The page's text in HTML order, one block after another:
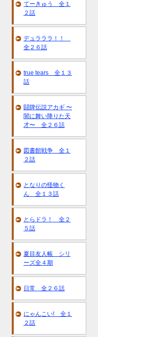
てーきゅう 全１
２話
デュラララ！！
全２６話
true tears 全１３
話
闘牌伝説アカギ 〜
闇に舞い降りた天
才〜 全２６話
図書館戦争 全１
２話
となりの怪物く
ん 全１３話
とらドラ！ 全２
５話
夏目友人帳 シリ
ーズ全４期
日常 全２６話
にゃんこい! 全１
２話